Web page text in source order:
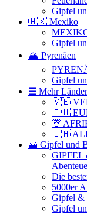
Gipfel
🇲🇽 Mexiko
Gipfel
🏔️ Pyrenäen
Gipfel
☰ Mehr
🇻🇪
🇪🇺
🦒
🇨🇭
🗻 Gipfel und
GIPFEL
Die
5000er
Gipfel &
Gipfel